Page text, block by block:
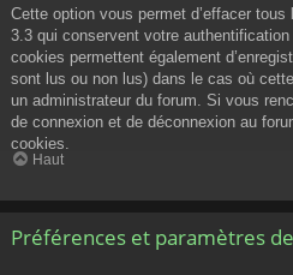
Cette option vous permet d’effacer
3.3 qui conservent votre
cookies permettent également
sont lus ou non lus) dans le cas où
un administrateur du forum. Si vous
de connexion et de déconnexion au
cookies.
Haut
Préférences et paramètres